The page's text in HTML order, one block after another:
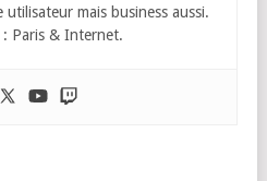
mais business aussi.
: Paris & Internet.